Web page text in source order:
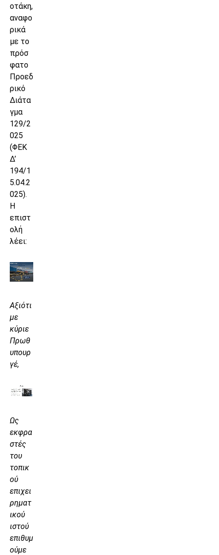
οτάκη,
αναφο
ρικά
με το
πρόσ
φατο
Προεδ
ρικό
Διάτα
γμα
129/2
025
(ΦΕΚ
Δ’
194/1
5.04.2
025).
Η
επιστ
ολή
λέει:
Αξιότι
με
κύριε
Πρωθ
υπουρ
γέ,
Ως
εκφρα
στές
του
τοπικ
ού
επιχει
ρηματ
ικού
ιστού
επιθυμ
ούμε